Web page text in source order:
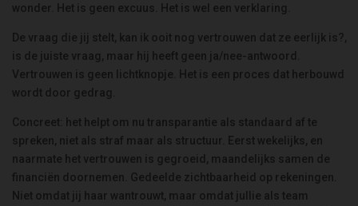
wonder. Het is geen excuus. Het is wel een verklaring.
De vraag die jij stelt, kan ik ooit nog vertrouwen dat ze eerlijk is?,
is de juiste vraag, maar hij heeft geen ja/nee-antwoord.
Vertrouwen is geen lichtknopje. Het is een proces dat herbouwd
wordt door gedrag.
Concreet: het helpt om nu transparantie als standaard af te
spreken, niet als straf maar als structuur. Eerst wekelijks, en
naarmate het vertrouwen is gegroeid, maandelijks samen de
financiën doornemen. Gedeelde zichtbaarheid op rekeningen.
Niet omdat jij haar wantrouwt, maar omdat jullie als team